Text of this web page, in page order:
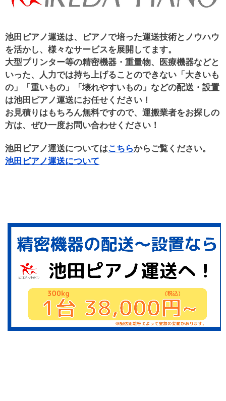
池田ピアノ運送は、ピアノで培った運送技術とノウハウ
を活かし、様々なサービスを展開してます。
大型プリンター等の精密機器・重量物、医療機器などと
いった、人力では持ち上げることのできない「大きいも
の」「重いもの」「壊れやすいもの」などの配送・設置
は池田ピアノ運送にお任せください！
お見積りはもちろん無料ですので、運搬業者をお探しの
方は、ぜひ一度お問い合わせください！
池田ピアノ運送についてはこちらからご覧ください。
池田ピアノ運送について